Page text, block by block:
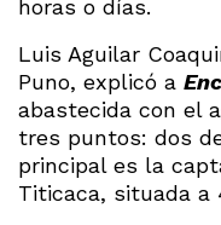
horas o días.
Luis Aguilar
Puno, explicó a
abastecida con el
tres puntos: dos
principal es la
Titicaca, situada a